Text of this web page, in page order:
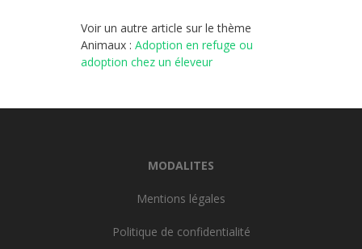
Voir un autre article sur le thème
Animaux : Adoption en refuge ou
adoption chez un éleveur
MODALITES
Mentions légales
Politique de confidentialité